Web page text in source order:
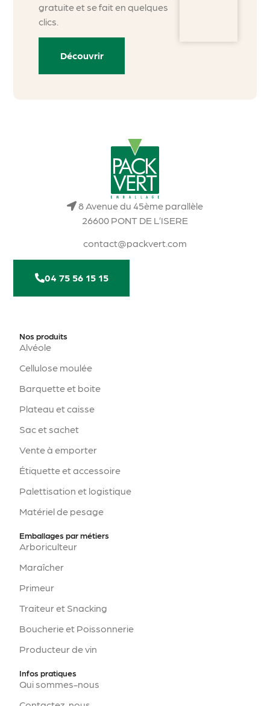
gratuite et se fait en quelques
clics.
Découvrir
8 Avenue du 45ème parallèle
26600 PONT DE L’ISERE
contact@packvert.com
04 75 56 15 15
Nos produits
Alvéole
Cellulose moulée
Barquette et boite
Plateau et caisse
Sac et sachet
Vente à emporter
Étiquette et accessoire
Palettisation et logistique
Matériel de pesage
Emballages par métiers
Arboriculteur
Maraîcher
Primeur
Traiteur et Snacking
Boucherie et Poissonnerie
Producteur de vin
Infos pratiques
Qui sommes-nous